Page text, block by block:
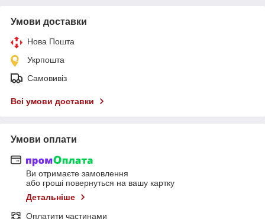
Умови доставки
Нова Пошта
Укрпошта
Самовивіз
Всі умови доставки
Умови оплати
Ви отримаєте замовлення
або гроші повернуться на вашу картку
Детальніше
Оплатити частинами